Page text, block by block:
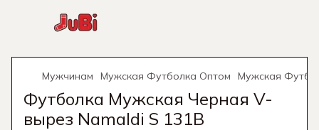
Мужчинам Мужская Футболка Оптом Мужская
Футболка Мужская Черная V-
вырез Namaldi S 131B